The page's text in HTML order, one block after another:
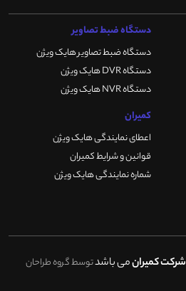
دستگاه ضبط تصاویر
دستگاه ضبط تصاویر هایک ویژن
دستگاه DVR هایک ویژن
دستگاه NVR هایک ویژن
کمیران
اعطای نمایندگی هایک ویژن
قوانین و شرایط کمیران
شماره نمایندگی هایک ویژن
شرکت کمیرانمی باشدتوسط گروه طراحان